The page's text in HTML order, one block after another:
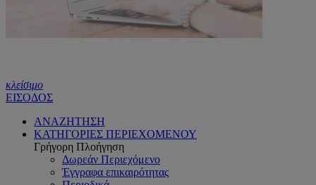
κλείσιμο
ΕΙΣΟΔΟΣ
ΑΝΑΖΗΤΗΣΗ
ΚΑΤΗΓΟΡΙΕΣ ΠΕΡΙΕΧΟΜΕΝΟΥ
Γρήγορη Πλοήγηση
Δωρεάν Περιεχόμενο
Έγγραφα επικαιρότητας